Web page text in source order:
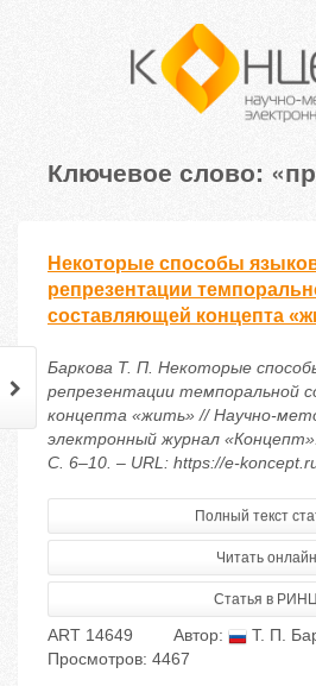
Ключевое слово:
Некоторые способы
репрезентации
составляющей концепта
Баркова Т. П. Некоторые
репрезентации темпоральной
концепта «жить» // Научно-
электронный журнал
С. 6–10. – URL: https://e-
Полный текст
Читать онлайн
Статья в
ART 14649 Автор:
Т. П.
Просмотров: 4467